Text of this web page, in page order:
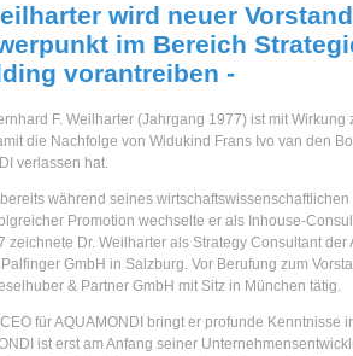
wird neuer
im Bereich
vorantreiben -
F. Weilharter (Jahrgang 1977) ist mit
die Nachfolge von Widukind Frans Ivo van den
verlassen hat.
während seines
Promotion wechselte er als Inhouse-
zeichnete Dr. Weilharter als Strategy Consultant
GmbH in Salzburg. Vor Berufung zum
& Partner GmbH mit Sitz in München tätig.
für AQUAMONDI bringt er profunde
ist erst am Anfang seiner